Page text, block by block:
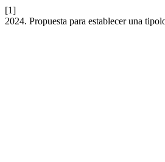
[1]
2024. Propuesta para establecer una